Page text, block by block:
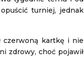
turniej, jednak
czerwoną kartkę i nie
zdrowy, choć pojawił